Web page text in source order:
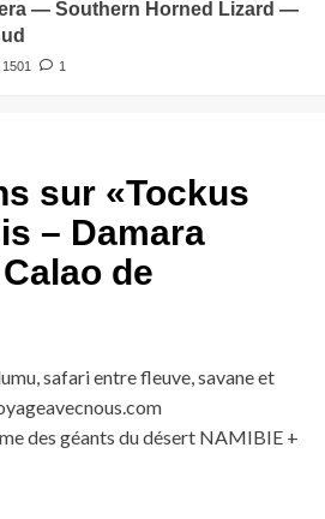
— Southern Horned Lizard —
1
sur «Tockus
– Damara
de
safari entre fleuve, savane et
des géants du désert NAMIBIE +